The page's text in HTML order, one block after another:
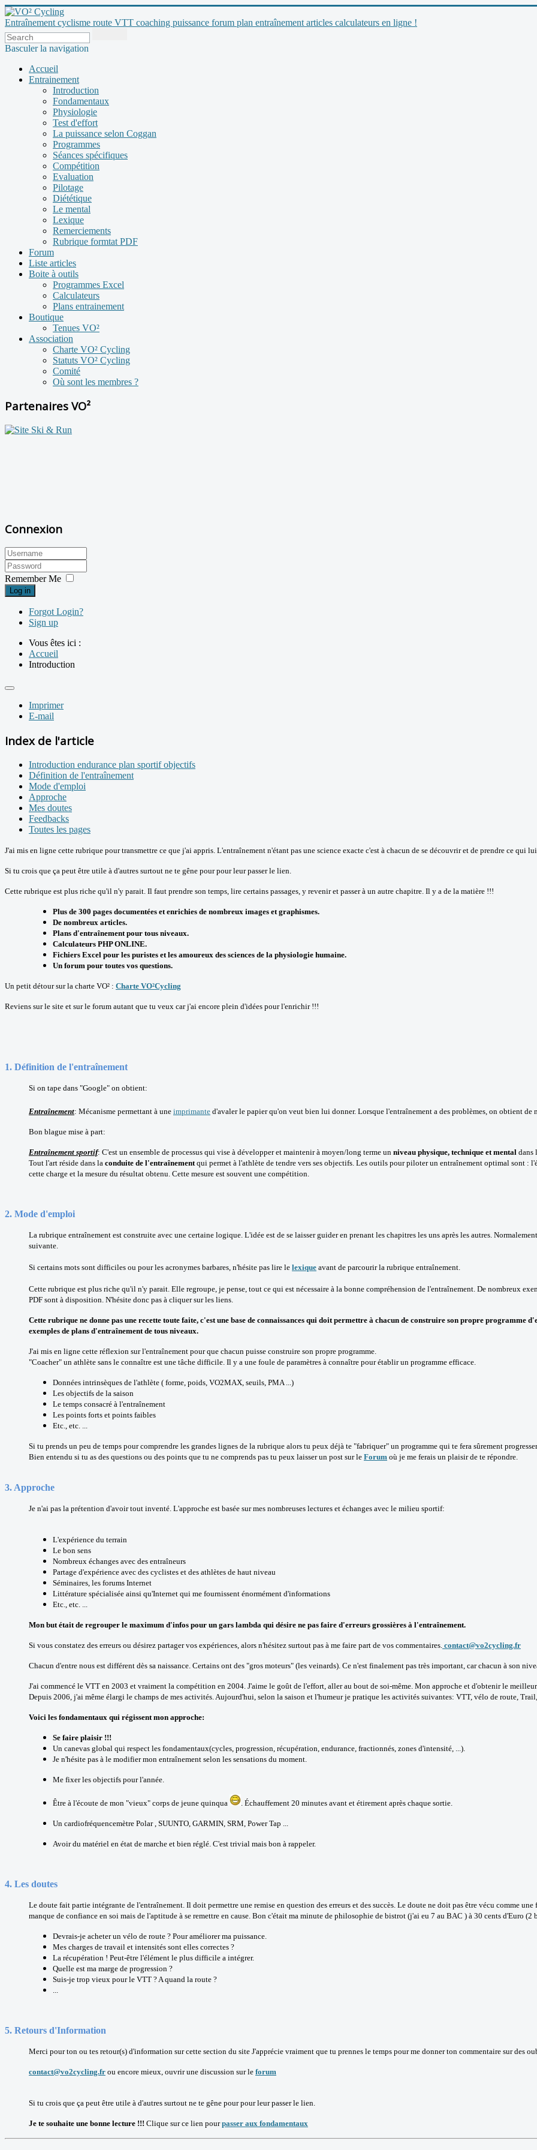
Entraînement cyclisme route VTT coaching puissance forum plan entraînement articles calculateurs en ligne !
Basculer la navigation
Accueil
Entrainement
Introduction
Fondamentaux
Physiologie
Test d'effort
La puissance selon Coggan
Programmes
Séances spécifiques
Compétition
Evaluation
Pilotage
Diététique
Le mental
Lexique
Remerciements
Rubrique formtat PDF
Forum
Liste articles
Boite à outils
Programmes Excel
Calculateurs
Plans entrainement
Boutique
Tenues VO²
Association
Charte VO² Cycling
Statuts VO² Cycling
Comité
Où sont les membres ?
Partenaires VO²
Connexion
Remember Me
Log in
Forgot Login?
Sign up
Vous êtes ici :
Accueil
Introduction
Imprimer
E-mail
Index de l'article
Introduction endurance plan sportif objectifs
Définition de l'entraînement
Mode d'emploi
Approche
Mes doutes
Feedbacks
Toutes les pages
J'ai mis en ligne cette rubrique pour transmettre ce que j'ai appris. L'entraînement n'étant pas une science exacte c'est à chacun de se découvrir et de prendre ce qui
Si tu crois que ça peut être utile à d'autres surtout ne te gêne pour pour leur passer le lien.
Cette rubrique est plus riche qu'il n'y parait. Il faut prendre son temps, lire certains passages, y revenir et passer à un autre chapitre. Il y a de la matière !!!
Plus de 300 pages documentées et enrichies de nombreux images et graphismes.
De nombreux articles.
Plans d'entraînement pour tous niveaux.
Calculateurs PHP ONLINE.
Fichiers Excel pour les puristes et les amoureux des sciences de la physiologie humaine.
Un forum pour toutes vos questions.
Un petit détour sur la charte VO² : Charte VO²Cycling
Reviens sur le site et sur le forum autant que tu veux car j'ai encore plein d'idées pour l'enrichir !!!
1. Définition de l'entraînement
Si on tape dans "Google" on obtient:
Entraînement: Mécanisme permettant à une imprimante d'avaler le papier qu'on veut bien lui donner. Lorsque l'entraînement a des problèmes, on obtient de
Bon blague mise à part:
Entraînement sportif: C'est un ensemble de processus qui vise à développer et maintenir à moyen/long terme un niveau physique, technique et mental dans
Tout l'art réside dans la conduite de l'entraînement qui permet à l'athlète de tendre vers ses objectifs. Les outils pour piloter un entraînement optimal sont :
cette charge et la mesure du résultat obtenu. Cette mesure est souvent une compétition.
2. Mode d'emploi
La rubrique entraînement est construite avec une certaine logique. L'idée est de se laisser guider en prenant les chapitres les uns après les autres.
suivante.
Si certains mots sont difficiles ou pour les acronymes barbares, n'hésite pas lire le lexique avant de parcourir la rubrique entraînement.
Cette rubrique est plus riche qu'il n'y parait. Elle regroupe, je pense, tout ce qui est nécessaire à la bonne compréhension de l'entraînement. De nombreux
PDF sont à disposition. N'hésite donc pas à cliquer sur les liens.
Cette rubrique ne donne pas une recette toute faite, c'est une base de connaissances qui doit permettre à chacun de construire son propre programme
exemples de plans d'entraînement de tous niveaux.
J'ai mis en ligne cette réflexion sur l'entraînement pour que chacun puisse construire son propre programme.
"Coacher" un athlète sans le connaître est une tâche difficile. Il y a une foule de paramètres à connaître pour établir un programme efficace.
Données intrinsèques de l'athlète ( forme, poids, VO2MAX, seuils, PMA ...)
Les objectifs de la saison
Le temps consacré à l'entraînement
Les points forts et points faibles
Etc., etc. ...
Si tu prends un peu de temps pour comprendre les grandes lignes de la rubrique alors tu peux déjà te "fabriquer" un programme qui te fera sûrement
Bien entendu si tu as des questions ou des points que tu ne comprends pas tu peux laisser un post sur le Forum où je me ferais un plaisir de te répondre.
3. Approche
Je n'ai pas la prétention d'avoir tout inventé. L'approche est basée sur mes nombreuses lectures et échanges avec le milieu sportif:
L'expérience du terrain
Le bon sens
Nombreux échanges avec des entraîneurs
Partage d'expérience avec des cyclistes et des athlètes de haut niveau
Séminaires, les forums Internet
Littérature spécialisée ainsi qu'Internet qui me fournissent énormément d'informations
Etc., etc. ...
Mon but était de regrouper le maximum d'infos pour un gars lambda qui désire ne pas faire d'erreurs grossières à l'entraînement.
Si vous constatez des erreurs ou désirez partager vos expériences, alors n'hésitez surtout pas à me faire part de vos commentaires. contact@vo2cycling.fr
Chacun d'entre nous est différent dès sa naissance. Certains ont des "gros moteurs" (les veinards). Ce n'est finalement pas très important, car chacun à son
J'ai commencé le VTT en 2003 et vraiment la compétition en 2004. J'aime le goût de l'effort, aller au bout de soi-même. Mon approche et d'obtenir le
Depuis 2006, j'ai même élargi le champs de mes activités. Aujourd'hui, selon la saison et l'humeur je pratique les activités suivantes: VTT, vélo de route,
Voici les fondamentaux qui régissent mon approche:
Se faire plaisir !!!
Un canevas global qui respect les fondamentaux(cycles, progression, récupération, endurance, fractionnés, zones d'intensité, ...).
Je n'hésite pas à le modifier mon entraînement selon les sensations du moment.
Me fixer les objectifs pour l'année.
Être à l'écoute de mon "vieux" corps de jeune quinqua . Échauffement 20 minutes avant et étirement après chaque sortie.
Un cardiofréquencemètre Polar , SUUNTO, GARMIN, SRM, Power Tap ...
Avoir du matériel en état de marche et bien réglé. C'est trivial mais bon à rappeler.
4. Les doutes
Le doute fait partie intégrante de l'entraînement. Il doit permettre une remise en question des erreurs et des succès. Le doute ne doit pas être vécu comme
manque de confiance en soi mais de l'aptitude à se remettre en cause. Bon c'était ma minute de philosophie de bistrot (j'ai eu 7 au BAC ) à 30 cents d'Euro (2
Devrais-je acheter un vélo de route ? Pour améliorer ma puissance.
Mes charges de travail et intensités sont elles correctes ?
La récupération ! Peut-être l'élément le plus difficile a intégrer.
Quelle est ma marge de progression ?
Suis-je trop vieux pour le VTT ? A quand la route ?
5. Retours d'Information
Merci pour ton ou tes retour(s) d'information sur cette section du site J'apprécie vraiment que tu prennes le temps pour me donner ton commentaire sur des
contact@vo2cycling.fr ou encore mieux, ouvrir une discussion sur le forum
Si tu crois que ça peut être utile à d'autres surtout ne te gêne pour pour leur passer le lien.
Je te souhaite une bonne lecture !!! Clique sur ce lien pourpasser aux fondamentaux